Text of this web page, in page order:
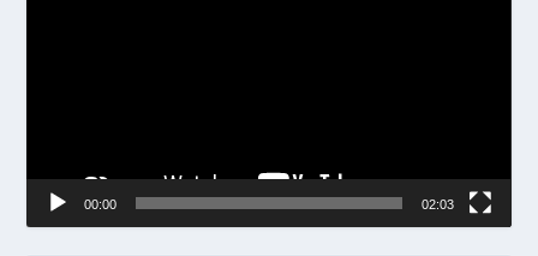
00:00 02:03